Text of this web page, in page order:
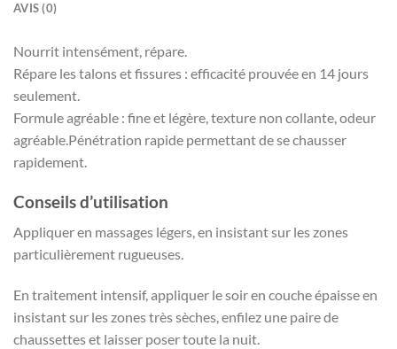
AVIS (0)
Nourrit intensément, répare.
Répare les talons et fissures : efficacité prouvée en 14 jours
seulement.
Formule agréable : fine et légère, texture non collante, odeur
agréable.Pénétration rapide permettant de se chausser
rapidement.
Conseils d’utilisation
Appliquer en massages légers, en insistant sur les zones
particulièrement rugueuses.
En traitement intensif, appliquer le soir en couche épaisse en
insistant sur les zones très sèches, enfilez une paire de
chaussettes et laisser poser toute la nuit.